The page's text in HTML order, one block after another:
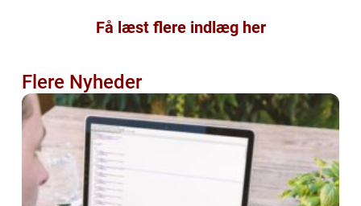
Få læst flere indlæg her
Flere Nyheder